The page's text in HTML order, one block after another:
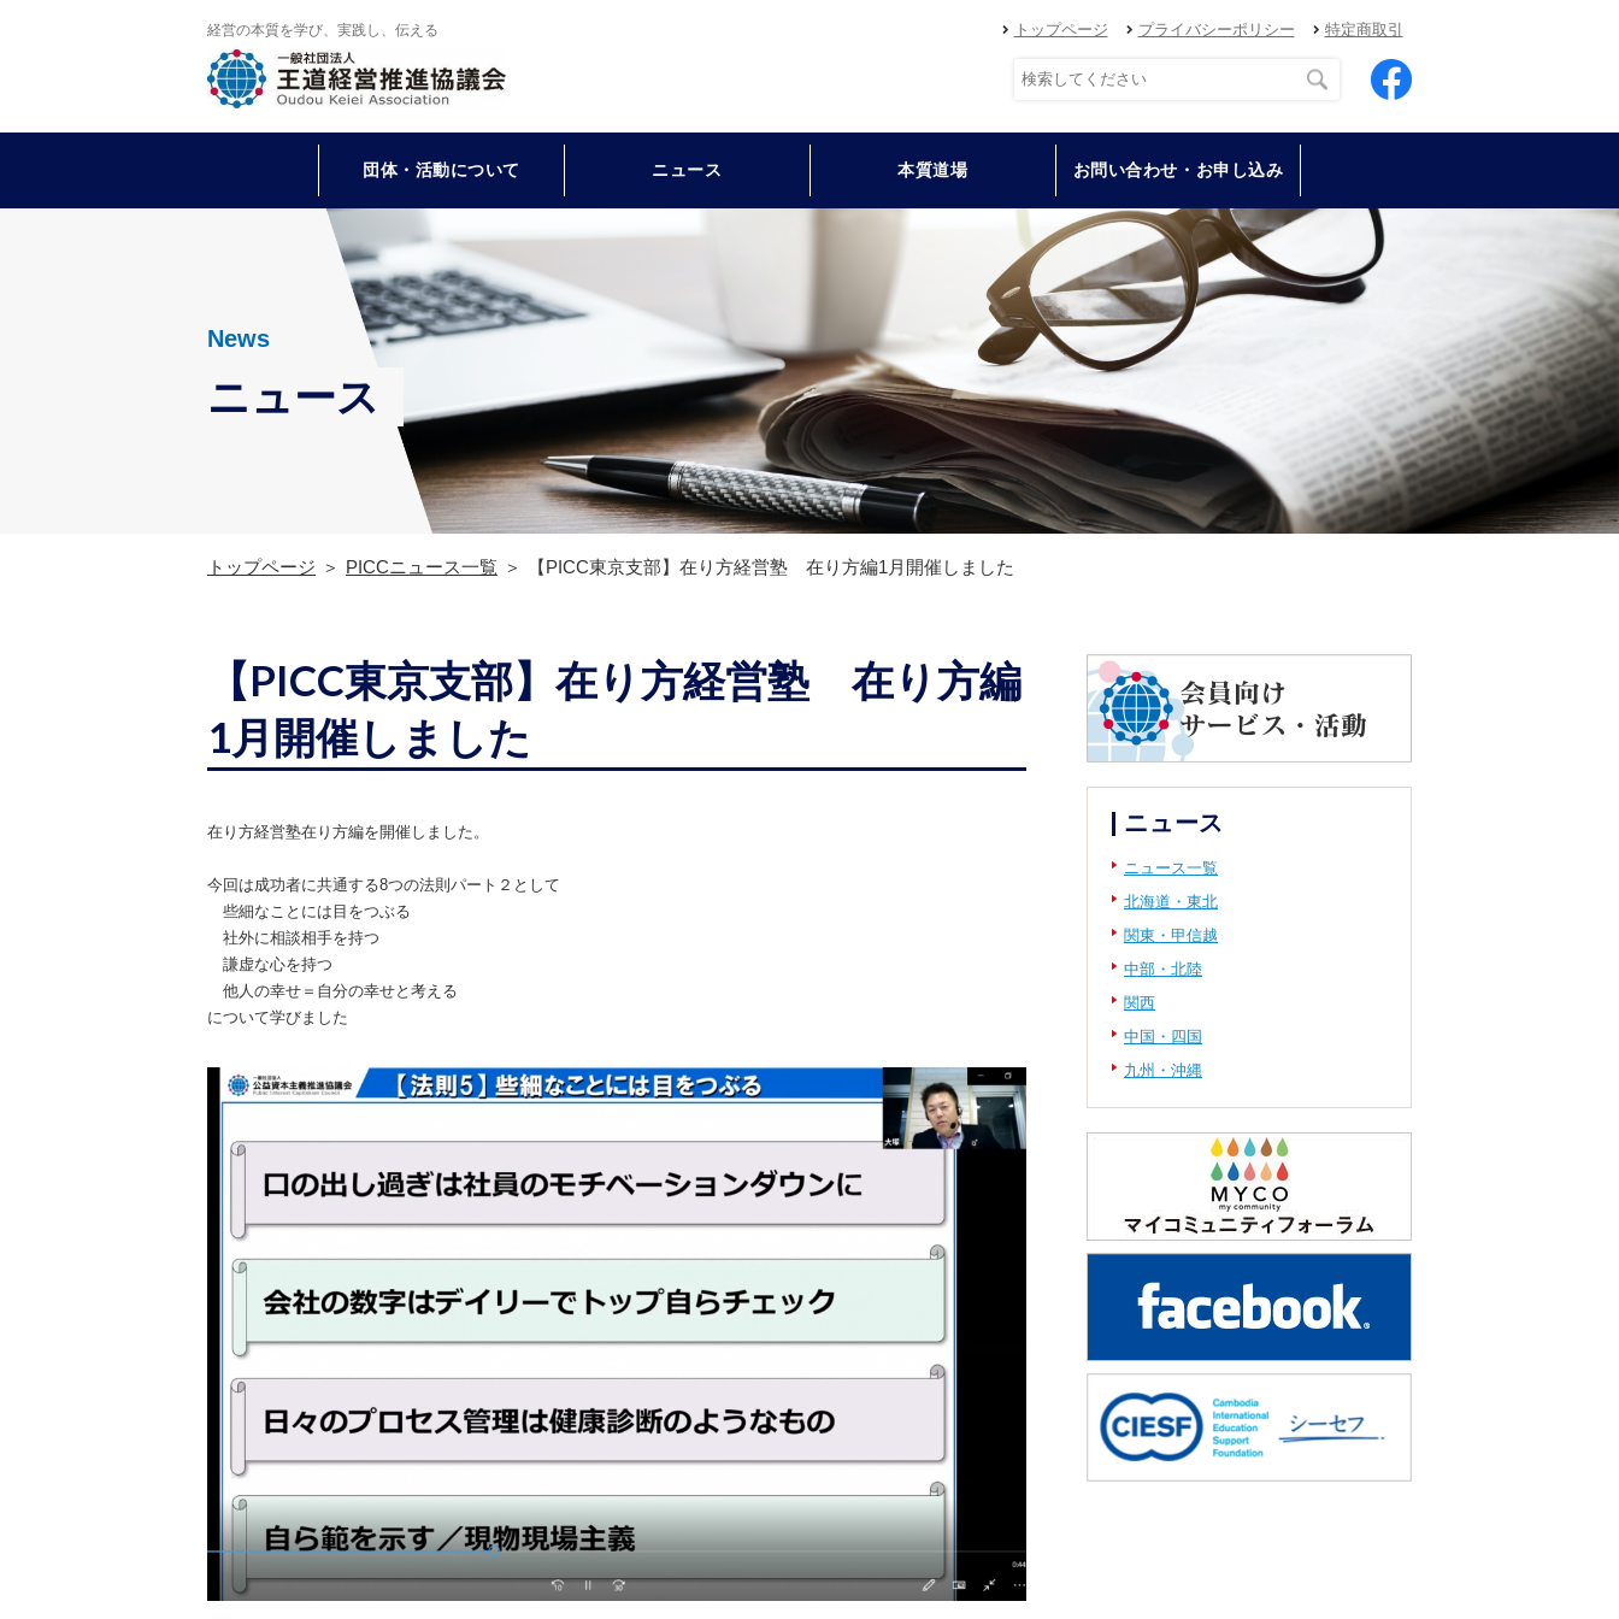
経営の本質を学び、実践し、伝える トップページ プライバシーポリシー 特定商取引
団体・活動について ニュース 本質道場 お問い合わせ・お申し込み
News
ニュース
トップページ PICCニュース一覧 【PICC東京支部】在り方経営塾 在り方編1月開催しました
【PICC東京支部】在り方経営塾 在り方編
1月開催しました
在り方経営塾在り方編を開催しました。
今回は成功者に共通する8つの法則パート２として
些細なことには目をつぶる
社外に相談相手を持つ
謙虚な心を持つ
他人の幸せ＝自分の幸せと考える
について学びました
ニュース
ニュース一覧
北海道・東北
関東・甲信越
中部・北陸
関西
中国・四国
九州・沖縄